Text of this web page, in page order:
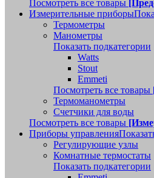
Посмотреть все товары
Измерительные приборы
Термометры
Манометры
Показать подкатегории
Watts
Stout
Emmeti
Посмотреть все товары
Термоманометры
Счетчики для воды
Посмотреть все товары
Приборы управления
Регулирующие узлы
Комнатные термостаты
Показать подкатегории